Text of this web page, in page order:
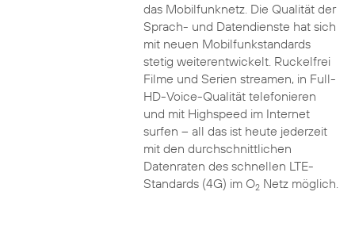
das Mobilfunknetz. Die Qualität der
Sprach- und Datendienste hat sich
mit neuen Mobilfunkstandards
stetig weiterentwickelt. Ruckelfrei
Filme und Serien streamen, in Full-
HD-Voice-Qualität telefonieren
und mit Highspeed im Internet
surfen – all das ist heute jederzeit
mit den durchschnittlichen
Datenraten des schnellen LTE-
Standards (4G) im O2Netz möglich.